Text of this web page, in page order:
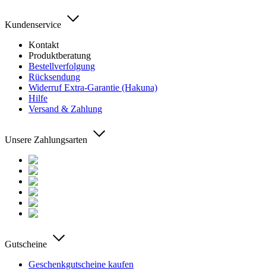
Kundenservice
Kontakt
Produktberatung
Bestellverfolgung
Rücksendung
Widerruf Extra-Garantie (Hakuna)
Hilfe
Versand & Zahlung
Unsere Zahlungsarten
Gutscheine
Geschenkgutscheine kaufen